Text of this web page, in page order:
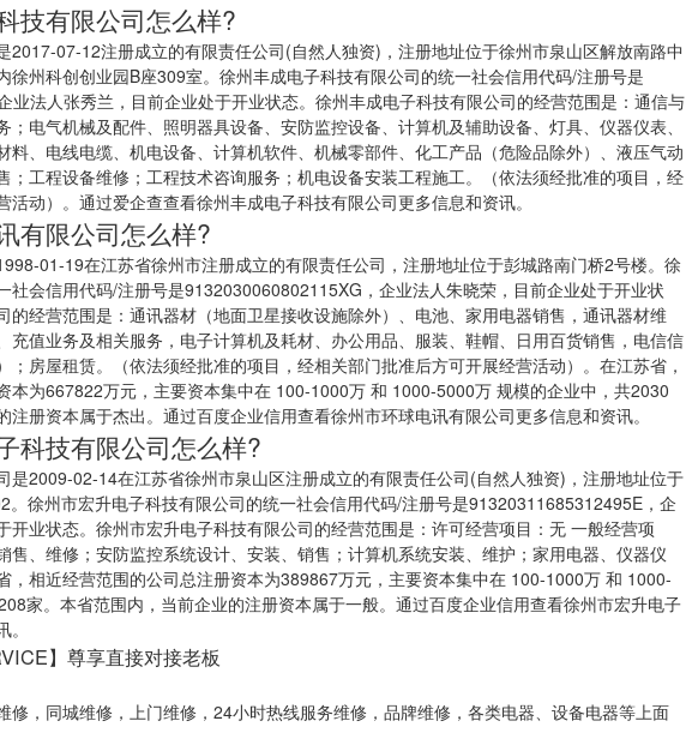
技有限公司怎么样?
2017-07-12注册成立的有限责任公司(自然人独资)，注册地址位于徐州市泉山区解放南路中
徐州科创创业园B座309室。徐州丰成电子科技有限公司的统一社会信用代码/注册号是
业法人张秀兰，目前企业处于开业状态。徐州丰成电子科技有限公司的经营范围是：通信与
；电气机械及配件、照明器具设备、安防监控设备、计算机及辅助设备、灯具、仪器仪表、
料、电线电缆、机电设备、计算机软件、机械零部件、化工产品（危险品除外）、液压气动
；工程设备维修；工程技术咨询服务；机电设备安装工程施工。（依法须经批准的项目，经
动）。通过爱企查查看徐州丰成电子科技有限公司更多信息和资讯。
有限公司怎么样?
01-19在江苏省徐州市注册成立的有限责任公司，注册地址位于彭城路南门桥2号楼。徐
社会信用代码/注册号是9132030060802115XG，企业法人朱晓荣，目前企业处于开业状
的经营范围是：通讯器材（地面卫星接收设施除外）、电池、家用电器销售，通讯器材维
充值业务及相关服务，电子计算机及耗材、办公用品、服装、鞋帽、日用百货销售，电信信
；房屋租赁。（依法须经批准的项目，经相关部门批准后方可开展经营活动）。在江苏省，
本为667822万元，主要资本集中在 100-1000万 和 1000-5000万 规模的企业中，共2030
注册资本属于杰出。通过百度企业信用查看徐州市环球电讯有限公司更多信息和资讯。
科技有限公司怎么样?
是2009-02-14在江苏省徐州市泉山区注册成立的有限责任公司(自然人独资)，注册地址位于
。徐州市宏升电子科技有限公司的统一社会信用代码/注册号是91320311685312495E，企
开业状态。徐州市宏升电子科技有限公司的经营范围是：许可经营项目：无 一般经营项
售、维修；安防监控系统设计、安装、销售；计算机系统安装、维护；家用电器、仪器仪
，相近经营范围的公司总注册资本为389867万元，主要资本集中在 100-1000万 和 1000-
家。本省范围内，当前企业的注册资本属于一般。通过百度企业信用查看徐州市宏升电子
】尊享直接对接老板
修，同城维修，上门维修，24小时热线服务维修，品牌维修，各类电器、设备电器等上面